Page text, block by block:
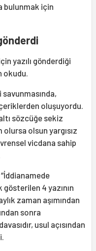
bulunmak için
yazılı gönderdiği
okudu.
oluşuyordu.
sözcüğe sekiz
olursa olsun yargısız
vicdana sahip
4 yazının
zaman aşımından
sonra
usul açısından